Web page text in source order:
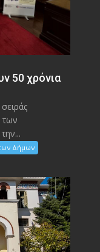
50 χρόνια
των
Δήμων